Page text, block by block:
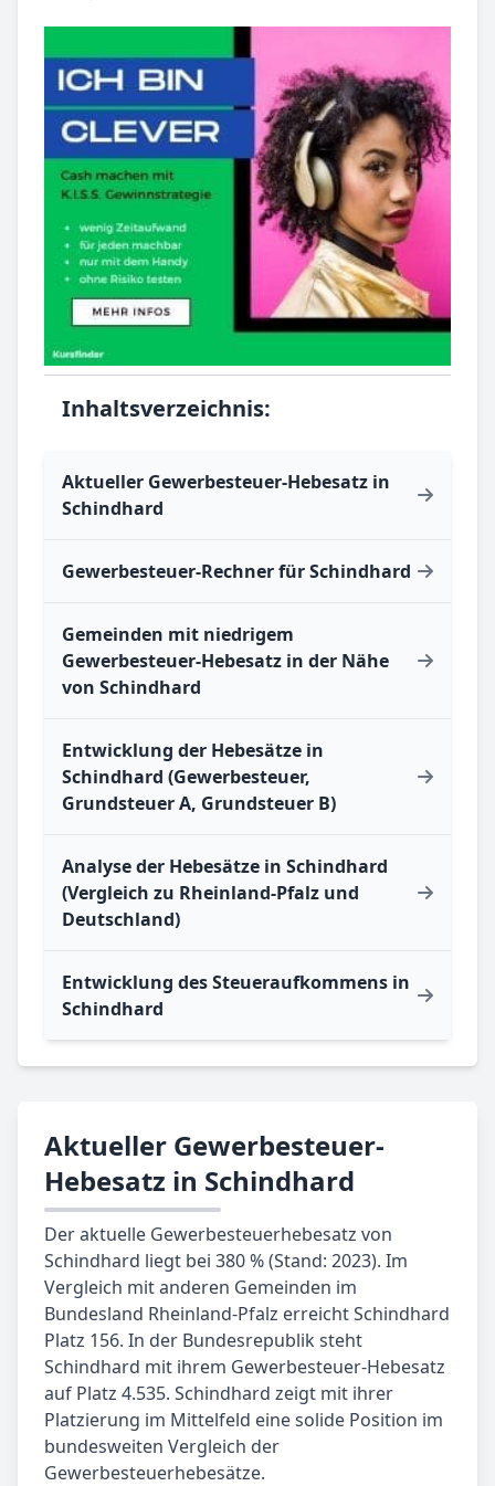
Inhaltsverzeichnis:
Aktueller Gewerbesteuer-Hebesatz in
Schindhard
Gewerbesteuer-Rechner für Schindhard
Gemeinden mit niedrigem
Gewerbesteuer-Hebesatz in der Nähe
von Schindhard
Entwicklung der Hebesätze in
Schindhard (Gewerbesteuer,
Grundsteuer A, Grundsteuer B)
Analyse der Hebesätze in Schindhard
(Vergleich zu Rheinland-Pfalz und
Deutschland)
Entwicklung des Steueraufkommens in
Schindhard
Aktueller Gewerbesteuer-
Hebesatz in Schindhard
Der aktuelle Gewerbesteuerhebesatz von
Schindhard liegt bei 380 % (Stand: 2023). Im
Vergleich mit anderen Gemeinden im
Bundesland Rheinland-Pfalz erreicht Schindhard
Platz 156. In der Bundesrepublik steht
Schindhard mit ihrem Gewerbesteuer-Hebesatz
auf Platz 4.535. Schindhard zeigt mit ihrer
Platzierung im Mittelfeld eine solide Position im
bundesweiten Vergleich der
Gewerbesteuerhebesätze.